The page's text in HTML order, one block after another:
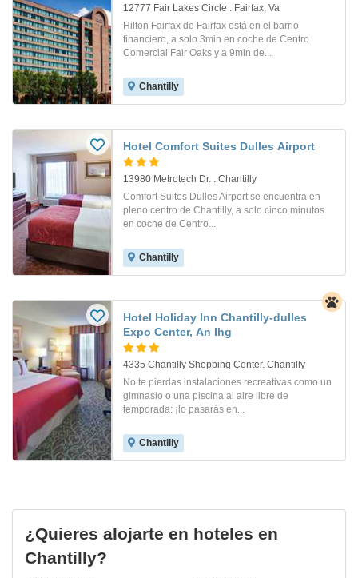
12777 Fair Lakes Circle . Fairfax, Va
Hilton Fairfax de Fairfax está en el barrio
financiero, a solo 3min en coche de Centro
Comercial Fair Oaks y a 9min de...
Chantilly
Hotel Comfort Suites Dulles Airport
13980 Metrotech Dr. . Chantilly
Comfort Suites Dulles Airport se encuentra en
pleno centro de Chantilly, a solo cinco minutos
en coche de Centro...
Chantilly
Hotel Holiday Inn Chantilly-dulles
Expo Center, An Ihg
4335 Chantilly Shopping Center. Chantilly
No te pierdas instalaciones recreativas como un
gimnasio o una piscina al aire libre de
temporada: ¡lo pasarás en...
Chantilly
¿Quieres alojarte en hoteles en
Chantilly?